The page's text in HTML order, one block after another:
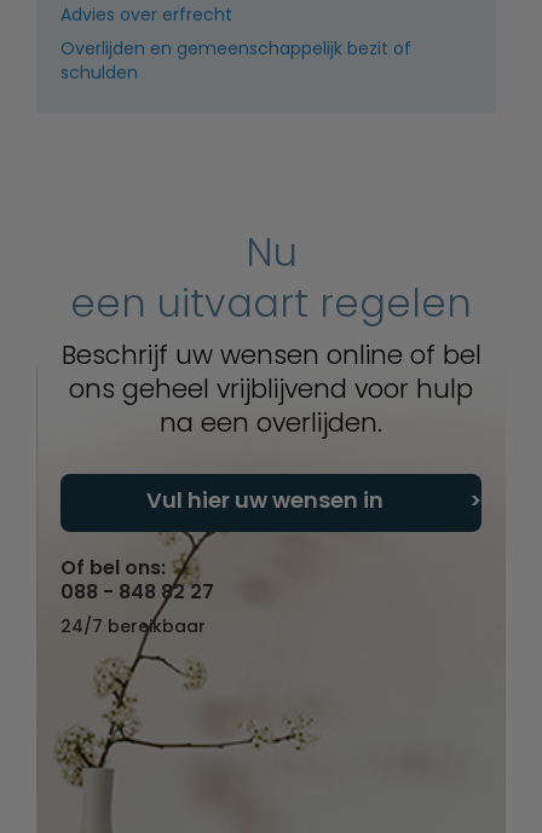
Advies over erfrecht
Overlijden en gemeenschappelijk bezit of
schulden
Nu
een uitvaart regelen
Beschrijf uw wensen online of bel
ons geheel vrijblijvend voor hulp
na een overlijden.
Vul hier uw wensen in
Of bel ons:
088 - 848 82 27
24/7 bereikbaar